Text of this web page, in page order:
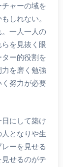
ャーの域を
しれない。
一人一人の
を見抜く眼
ー的役割を
を磨く勉強
努力が必要
にして築け
となりや生
ーを見せる
せるのがテ